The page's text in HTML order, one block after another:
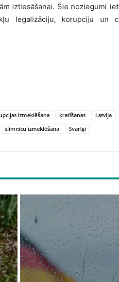
iztiesāšanai. Šie noziegumi
legalizāciju, korupciju un
izmeklēšana kratīšanas
Latvija
slimnīcu izmeklēšana
Svarīgi